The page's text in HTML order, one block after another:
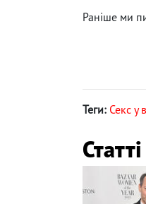
Раніше ми
Теги: Секс у